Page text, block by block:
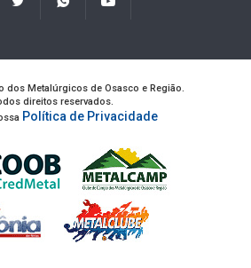
dos Metalúrgicos de Osasco e Região.
direitos reservados.
Política de Privacidade